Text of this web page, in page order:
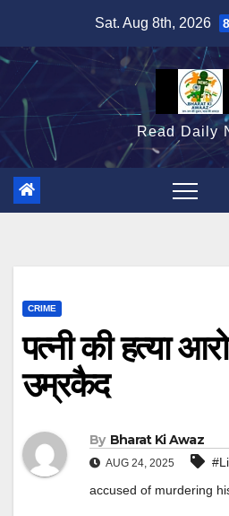
content
Sat. Aug 8th, 2026
Read Daily
CRIME
पत्नी की हत्या
उम्रकैद
By Bharat Ki Awaz
AUG 24, 2025
accused of murdering